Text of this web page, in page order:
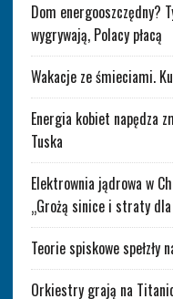
Dom energooszczędny?
wygrywają, Polacy płacą
Wakacje ze śmieciami.
Energia kobiet napędza
Tuska
Elektrownia jądrowa w
„Grożą sinice i straty
Teorie spiskowe
Orkiestry grają na